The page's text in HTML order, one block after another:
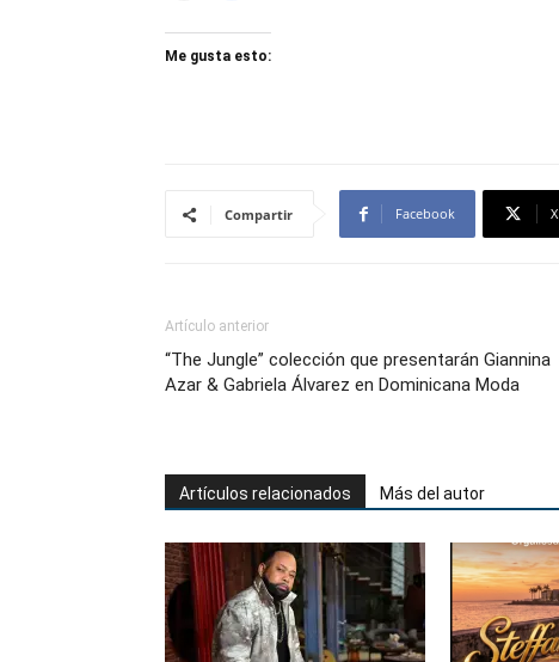
Me gusta esto:
Compartir Facebook X
Artículo anterior
“The Jungle” colección que presentarán Giannina
Azar & Gabriela Álvarez en Dominicana Moda
Artículos relacionados Más del autor